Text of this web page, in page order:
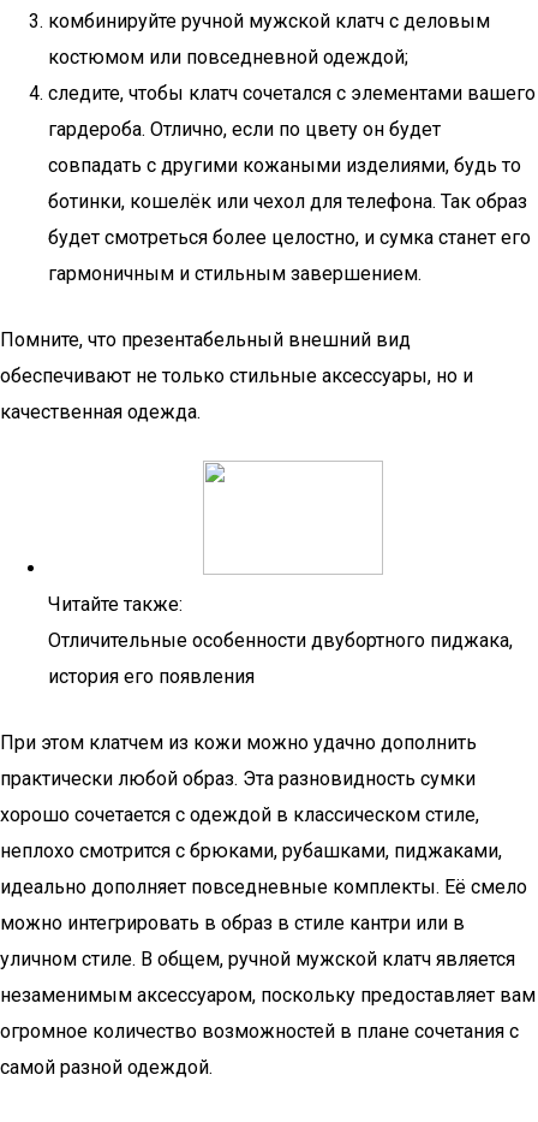
комбинируйте ручной мужской клатч с деловым
костюмом или повседневной одеждой;
следите, чтобы клатч сочетался с элементами вашего
гардероба. Отлично, если по цвету он будет
совпадать с другими кожаными изделиями, будь то
ботинки, кошелёк или чехол для телефона. Так образ
будет смотреться более целостно, и сумка станет его
гармоничным и стильным завершением.
Помните, что презентабельный внешний вид
обеспечивают не только стильные аксессуары, но и
качественная одежда.
Читайте также:
Отличительные особенности двубортного пиджака,
история его появления
При этом клатчем из кожи можно удачно дополнить
практически любой образ. Эта разновидность сумки
хорошо сочетается с одеждой в классическом стиле,
неплохо смотрится с брюками, рубашками, пиджаками,
идеально дополняет повседневные комплекты. Её смело
можно интегрировать в образ в стиле кантри или в
уличном стиле. В общем, ручной мужской клатч является
незаменимым аксессуаром, поскольку предоставляет вам
огромное количество возможностей в плане сочетания с
самой разной одеждой.